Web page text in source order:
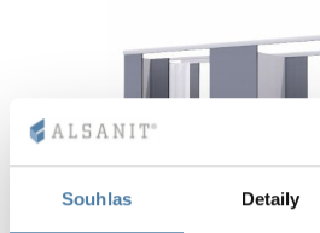
Souhlas Detaily